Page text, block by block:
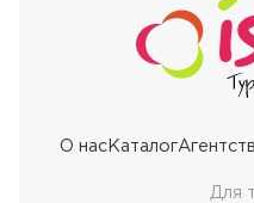
О насКаталог
Для